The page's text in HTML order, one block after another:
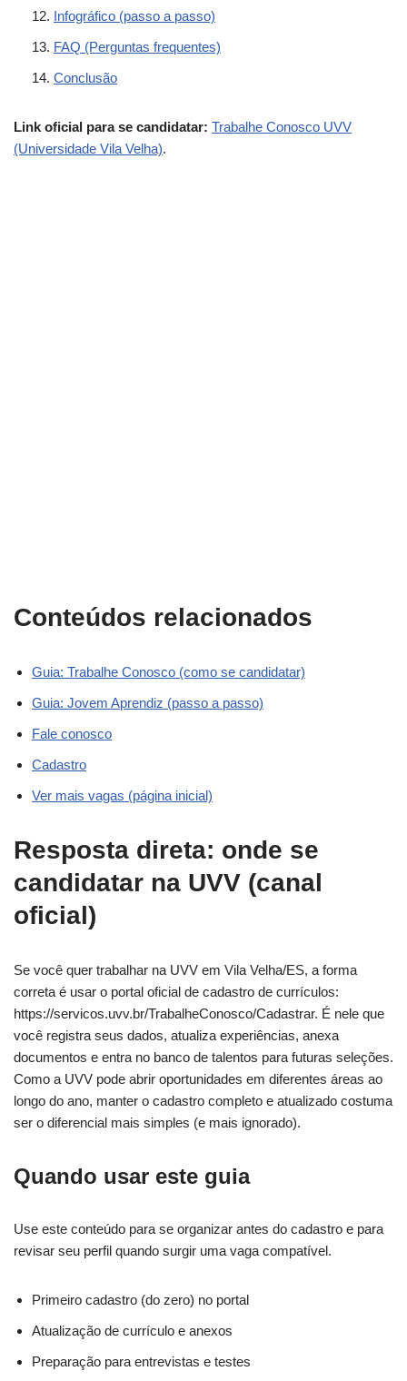
Infográfico (passo a passo)
FAQ (Perguntas frequentes)
Conclusão
Link oficial para se candidatar: Trabalhe Conosco UVV
(Universidade Vila Velha).
Conteúdos relacionados
Guia: Trabalhe Conosco (como se candidatar)
Guia: Jovem Aprendiz (passo a passo)
Fale conosco
Cadastro
Ver mais vagas (página inicial)
Resposta direta: onde se
candidatar na UVV (canal
oficial)
Se você quer trabalhar na UVV em Vila Velha/ES, a forma
correta é usar o portal oficial de cadastro de currículos:
https://servicos.uvv.br/TrabalheConosco/Cadastrar. É nele que
você registra seus dados, atualiza experiências, anexa
documentos e entra no banco de talentos para futuras seleções.
Como a UVV pode abrir oportunidades em diferentes áreas ao
longo do ano, manter o cadastro completo e atualizado costuma
ser o diferencial mais simples (e mais ignorado).
Quando usar este guia
Use este conteúdo para se organizar antes do cadastro e para
revisar seu perfil quando surgir uma vaga compatível.
Primeiro cadastro (do zero) no portal
Atualização de currículo e anexos
Preparação para entrevistas e testes